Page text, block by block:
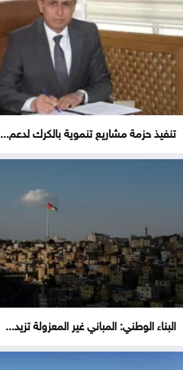
تنفيذ حزمة مشاريع تنموية بالكرك لدعم...
البناء الوطني: المباني غير المعزولة تزيد...